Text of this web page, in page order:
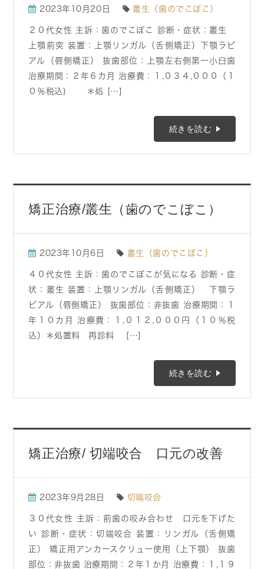
2023年10月20日 叢生（歯のでこぼこ）
２０代女性 主訴：歯のでこぼこ 診断・症状：叢生
上顎前突 装置：上顎リンガル（舌側矯正）下顎ラビ
アル（唇側矯正） 抜歯部位：上顎左右側第一小臼歯
治療期間：２年６カ月 治療費：１,０３４,０００（１
０％税込) ＊処 […]
続きを読む
矯正治療/叢生（歯のでこぼこ）
2023年10月6日 叢生（歯のでこぼこ）
４０代女性 主訴：歯のでこぼこが気になる 診断・症
状：叢生 装置：上顎リンガル（舌側矯正） 下顎ラ
ビアル（唇側矯正） 抜歯部位：非抜歯 治療期間：１
年１０カ月 治療費：１,０１２,０００円（１０％税
込）＊処置料 再診料 […]
続きを読む
矯正治療/ 切端咬合 口元の改善
2023年9月28日 切端咬合
３０代女性 主訴：前歯の咬み合わせ 口元を下げた
い 診断・症状：切端咬合 装置：リンガル（舌側矯
正） 矯正用アンカースクリュー使用（上下顎） 抜歯
部位：非抜歯 治療期間：２年１か月 治療費：１,１９